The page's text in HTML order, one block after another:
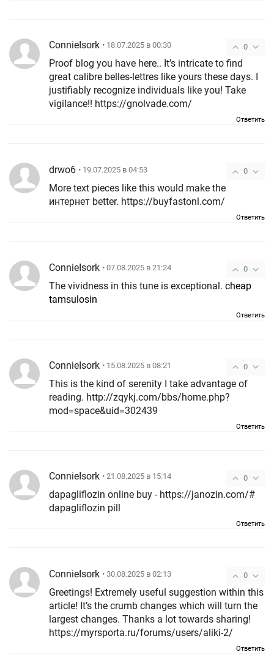
0
ConnieIsork • 18.07.2025 в 00:30
Proof blog you have here.. It’s intricate to find
great calibre belles-lettres like yours these days. I
justifiably recognize individuals like you! Take
vigilance!! https://gnolvade.com/
Ответить
0
drwo6 • 19.07.2025 в 04:53
More text pieces like this would make the
интернет better. https://buyfastonl.com/
Ответить
0
ConnieIsork • 07.08.2025 в 21:24
The vividness in this tune is exceptional. cheap
tamsulosin
Ответить
0
ConnieIsork • 15.08.2025 в 08:21
This is the kind of serenity I take advantage of
reading. http://zqykj.com/bbs/home.php?
mod=space&uid=302439
Ответить
0
ConnieIsork • 21.08.2025 в 15:14
dapagliflozin online buy - https://janozin.com/#
dapagliflozin pill
Ответить
0
ConnieIsork • 30.08.2025 в 02:13
Greetings! Extremely useful suggestion within this
article! It’s the crumb changes which will turn the
largest changes. Thanks a lot towards sharing!
https://myrsporta.ru/forums/users/aliki-2/
Ответить